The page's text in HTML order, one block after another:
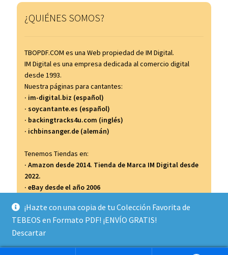
¡Hazte con una copia de tu Colección Favorita de
TEBEOS en Formato PDF! ¡ENVÍO GRATIS!
Descartar
¿QUIÉNES SOMOS?
TBOPDF.COM es una Web propiedad de IM Digital.
IM Digital es una empresa dedicada al comercio digital
desde 1993.
Nuestra páginas para cantantes:
· im-digital.biz (español)
· soycantante.es (español)
· backingtracks4u.com (inglés)
· ichbinsanger.de (alemán)
Tenemos Tiendas en:
· Amazon desde 2014. Tienda de Marca IM Digital desde
2022.
· eBay desde el año 2006
...y así...